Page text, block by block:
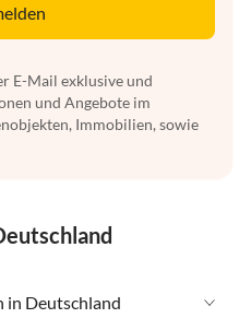
E-Mail exklusive und
und Angebote im
Immobilien, sowie
in Deutschland